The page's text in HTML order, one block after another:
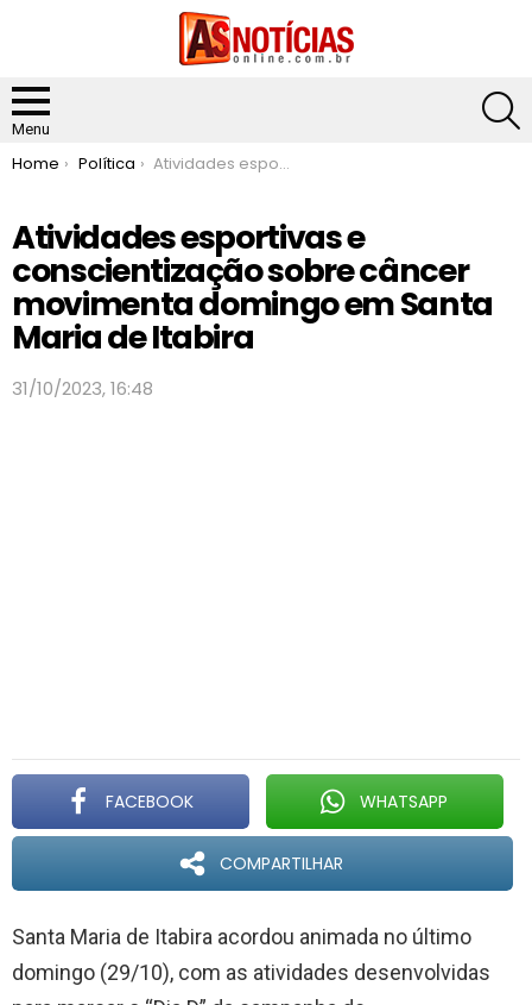
Menu
You are here:
Home Política Atividades esportivas e conscientização sobre câncer movimenta domingo em Santa Maria de Itabira
Atividades esportivas e
conscientização sobre câncer
movimenta domingo em Santa
Maria de Itabira
31/10/2023, 16:48
FACEBOOK WHATSAPP
COMPARTILHAR
Santa Maria de Itabira acordou animada no último
domingo (29/10), com as atividades desenvolvidas